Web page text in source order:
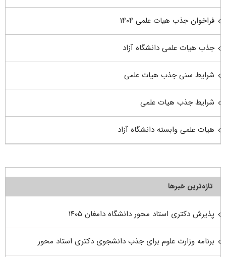
فراخوان جذب هیات علمی ۱۴۰۴
جذب هیات علمی دانشگاه آزاد
شرایط سنی جذب هیات علمی
شرایط جذب هیات علمی
هیات علمی وابسته دانشگاه آزاد
تازه‌ترین خبرها
پذیرش دکتری استاد محور دانشگاه دامغان ۱۴۰۵
برنامه وزارت علوم برای جذب دانشجوی دکتری استاد محور